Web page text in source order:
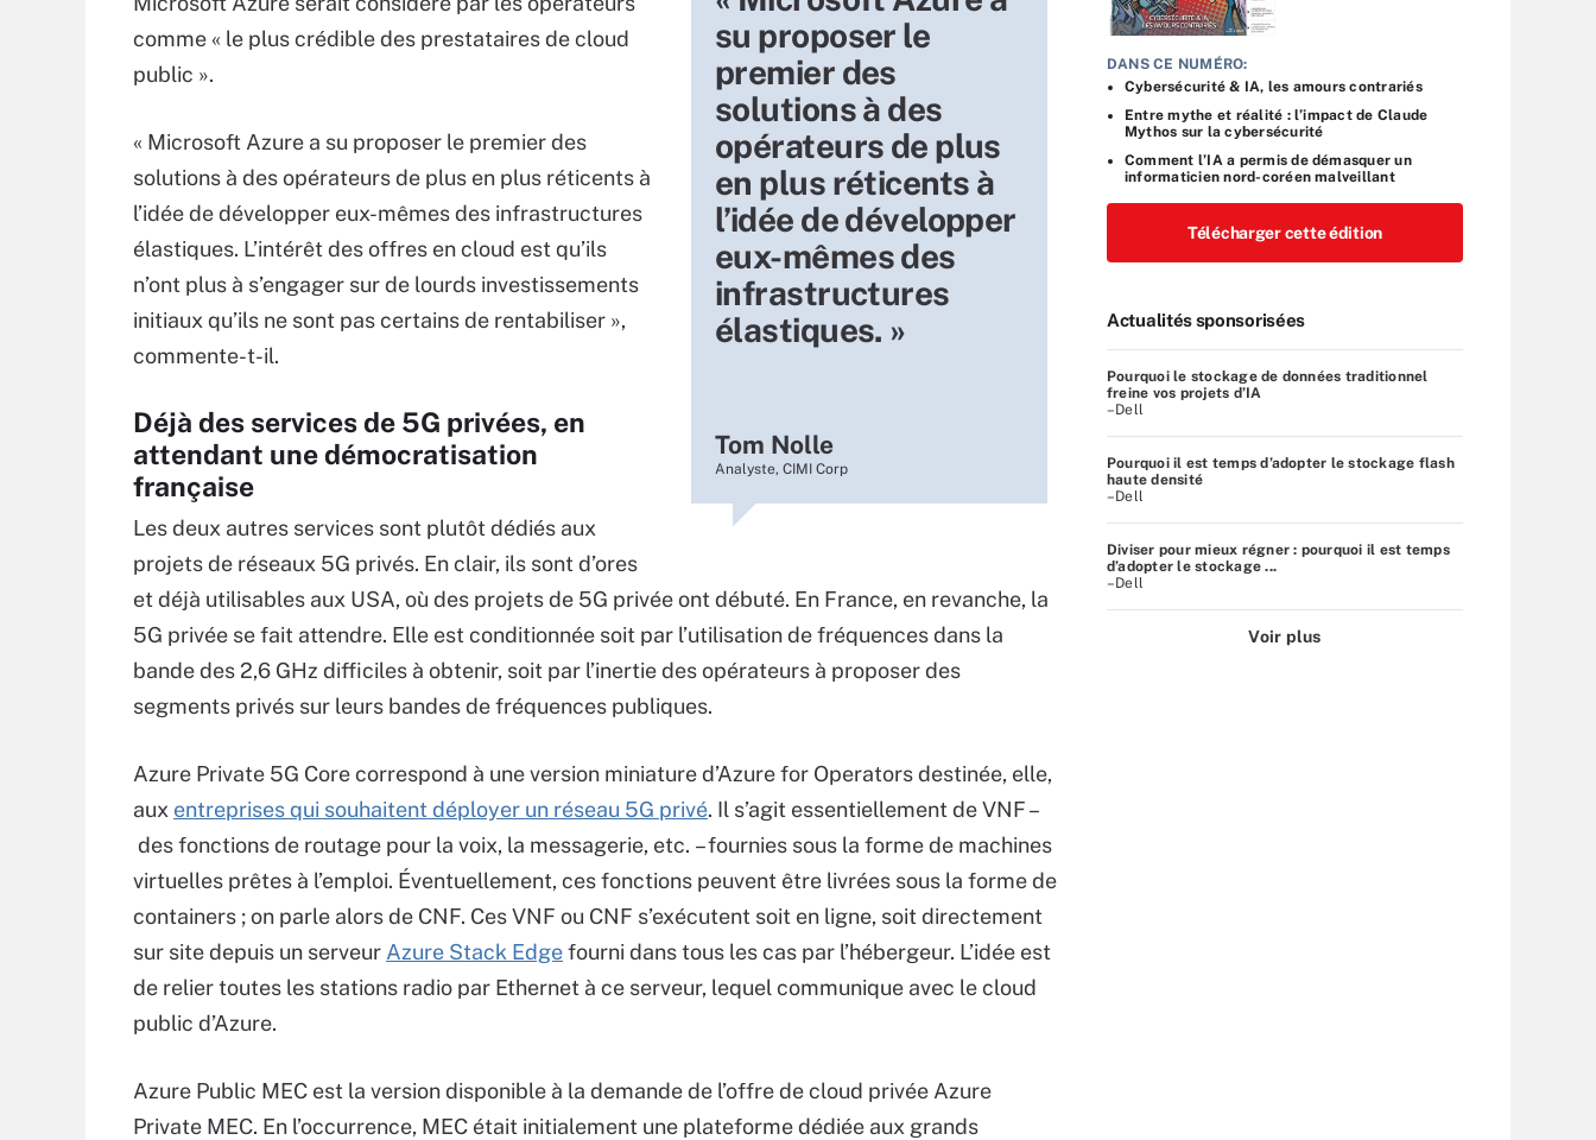
su proposer le
premier des
solutions à des
opérateurs de plus
en plus réticents à
l’idée de développer
eux-mêmes des
infrastructures
élastiques. »
Tom Nolle
Analyste, CIMI Corp
comme « le plus crédible des prestataires de cloud
public ».
« Microsoft Azure a su proposer le premier des
solutions à des opérateurs de plus en plus réticents à
l’idée de développer eux-mêmes des infrastructures
élastiques. L’intérêt des offres en cloud est qu’ils
n’ont plus à s’engager sur de lourds investissements
initiaux qu’ils ne sont pas certains de rentabiliser »,
commente-t-il.
Déjà des services de 5G privées, en
attendant une démocratisation
française
Les deux autres services sont plutôt dédiés aux
projets de réseaux 5G privés. En clair, ils sont d’ores
et déjà utilisables aux USA, où des projets de 5G privée ont débuté. En France, en revanche, la
5G privée se fait attendre. Elle est conditionnée soit par l’utilisation de fréquences dans la
bande des 2,6 GHz difficiles à obtenir, soit par l’inertie des opérateurs à proposer des
segments privés sur leurs bandes de fréquences publiques.
Azure Private 5G Core correspond à une version miniature d’Azure for Operators destinée, elle,
aux entreprises qui souhaitent déployer un réseau 5G privé. Il s’agit essentiellement de VNF –
des fonctions de routage pour la voix, la messagerie, etc. – fournies sous la forme de machines
virtuelles prêtes à l’emploi. Éventuellement, ces fonctions peuvent être livrées sous la forme de
containers ; on parle alors de CNF. Ces VNF ou CNF s’exécutent soit en ligne, soit directement
sur site depuis un serveur Azure Stack Edgefourni dans tous les cas par l’hébergeur. L’idée est
de relier toutes les stations radio par Ethernet à ce serveur, lequel communique avec le cloud
public d’Azure.
Azure Public MEC est la version disponible à la demande de l’offre de cloud privée Azure
Private MEC. En l’occurrence, MEC était initialement une plateforme dédiée aux grands
DANS CE NUMÉRO:
Cybersécurité & IA, les amours contrariés
Entre mythe et réalité : l’impact de Claude
Mythos sur la cybersécurité
Comment l’IA a permis de démasquer un
informaticien nord-coréen malveillant
Télécharger cette édition
Actualités sponsorisées
Pourquoi le stockage de données traditionnel
freine vos projets d’IA
–Dell
Pourquoi il est temps d’adopter le stockage flash
haute densité
–Dell
Diviser pour mieux régner : pourquoi il est temps
d’adopter le stockage ...
–Dell
Voir plus